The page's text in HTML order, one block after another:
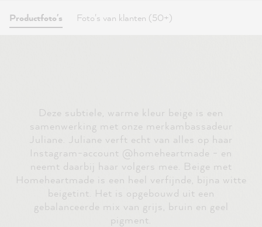
Productfoto's Foto's van klanten (50+)
Deze subtiele, warme kleur beige is een
samenwerking met onze merkambassadeur
Juliane. Juliane verft echt van alles op haar
Instagram-account @homeheartmade - en
neemt daarbij haar volgers mee. Beige met
Homeheartmade is een heel verfijnde, bijna witte
beigetint. Het is opgebouwd uit een
gebalanceerde mix van grijs, bruin en geel
pigment.